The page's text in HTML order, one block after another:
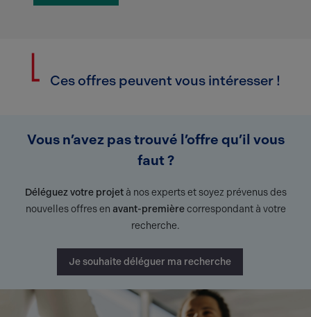
Ces offres peuvent vous intéresser !
Vous n’avez pas trouvé l’offre qu’il vous
faut ?
Déléguez votre projetà nos experts et soyez prévenus des
nouvelles offres en avant-premièrecorrespondant à votre
recherche.
Je souhaite déléguer ma recherche